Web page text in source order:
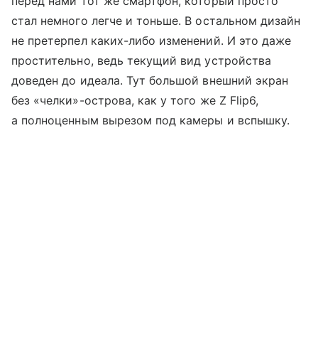
стал немного легче и тоньше. В остальном дизайн
не претерпел каких-либо изменений. И это даже
простительно, ведь текущий вид устройства
доведен до идеала. Тут большой внешний экран
без «челки»-острова, как у того же Z Flip6,
а полноценным вырезом под камеры и вспышку.